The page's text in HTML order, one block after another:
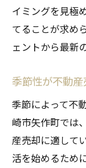
イミングを見極
てることが求め
ェントから最新
季節性が不動
季節によって不
崎市矢作町では
産売却に適して
活を始めるため